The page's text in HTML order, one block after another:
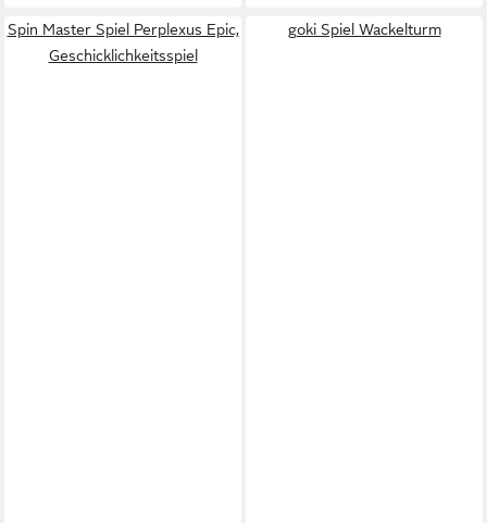
Spin Master Spiel Perplexus Epic,
Geschicklichkeitsspiel
goki Spiel Wackelturm